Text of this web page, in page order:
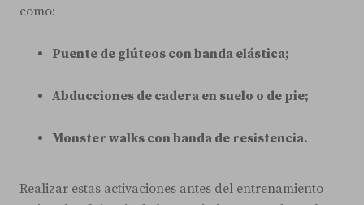
como:
Puente de glúteos con banda elástica;
Abducciones de cadera en suelo o de pie;
Monster walks con banda de resistencia.
Realizar estas activaciones antes del entrenamiento